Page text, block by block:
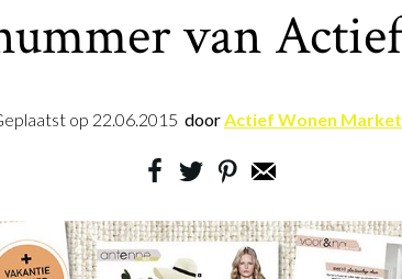
van
op 22.06.2015 doorActief Wonen